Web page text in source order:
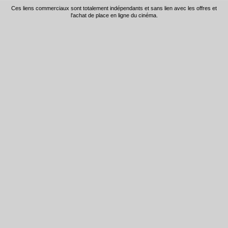
Ces liens commerciaux sont totalement indépendants et sans lien avec les offres et
l'achat de place en ligne du cinéma.